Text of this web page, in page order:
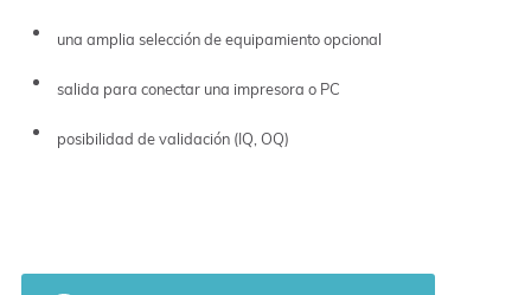
una amplia selección de equipamiento opcional
salida para conectar una impresora o PC
posibilidad de validación (IQ, OQ)